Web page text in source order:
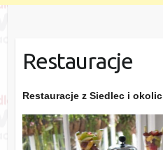
Restauracje
Restauracje z Siedlec i okolic